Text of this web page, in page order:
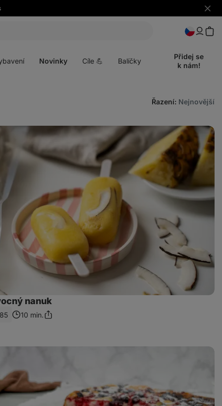
Skrýt
Novinky Cíle 💪 Balíčky
Přidej se
k nám!
Řazení: Nejnovější
nanuk
10 min.Sdílet